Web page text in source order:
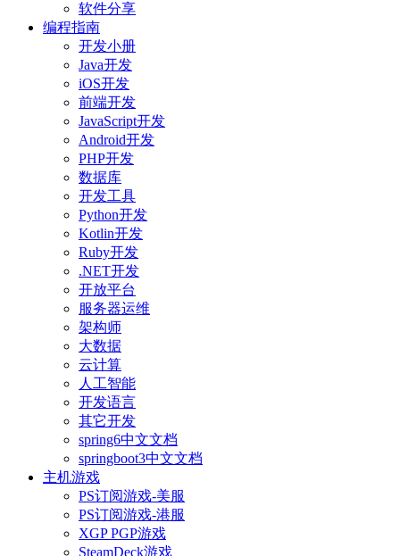
软件分享
编程指南
开发小册
Java开发
iOS开发
前端开发
JavaScript开发
Android开发
PHP开发
数据库
开发工具
Python开发
Kotlin开发
Ruby开发
.NET开发
开放平台
服务器运维
架构师
大数据
云计算
人工智能
开发语言
其它开发
spring6中文文档
springboot3中文文档
主机游戏
PS订阅游戏-美服
PS订阅游戏-港服
XGP PGP游戏
SteamDeck游戏